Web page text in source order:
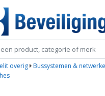
overig Bussystemen &